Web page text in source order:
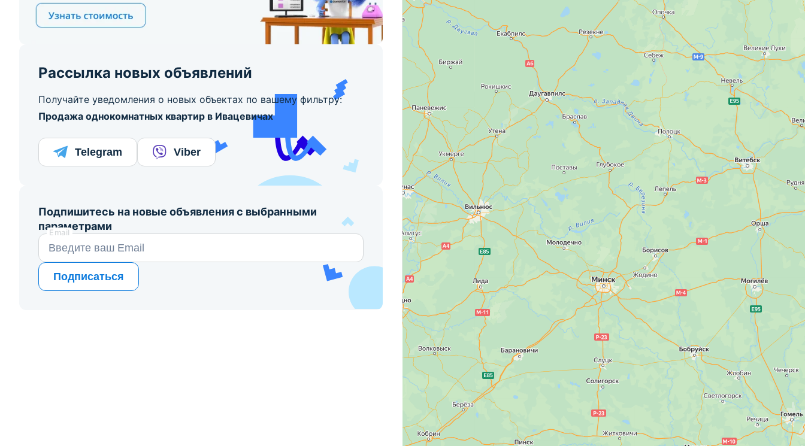
Рассылка новых объявлений
Получайте уведомления о новых объектах по вашему фильтру:
Продажа однокомнатных квартир в Ивацевичах
Telegram Viber
Подпишитесь на новые объявления с выбранными
параметрами
Email
Подписаться